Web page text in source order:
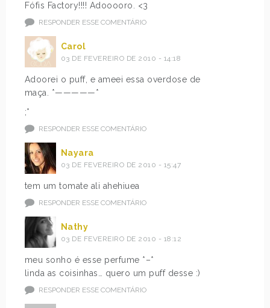
Fófis Factory!!!! Adooooro. <3
RESPONDER ESSE COMENTÁRIO
Carol
03 DE FEVEREIRO DE 2010 - 14:18
Adoorei o puff, e ameei essa overdose de
maça. *—————*
;*
RESPONDER ESSE COMENTÁRIO
Nayara
03 DE FEVEREIRO DE 2010 - 15:47
tem um tomate ali ahehiuea
RESPONDER ESSE COMENTÁRIO
Nathy
03 DE FEVEREIRO DE 2010 - 18:12
meu sonho é esse perfume *–*
linda as coisinhas… quero um puff desse :)
RESPONDER ESSE COMENTÁRIO